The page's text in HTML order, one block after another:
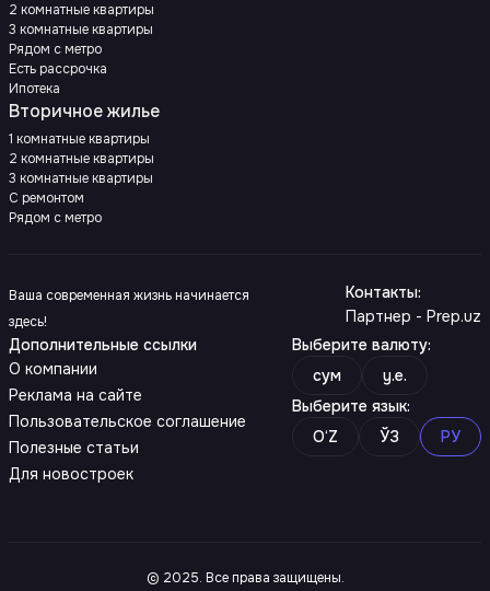
2 комнатные квартиры
3 комнатные квартиры
Рядом с метро
Есть рассрочка
Ипотека
Вторичное жилье
1 комнатные квартиры
2 комнатные квартиры
3 комнатные квартиры
С ремонтом
Рядом с метро
Ваша современная жизнь начинается
здесь!
Контакты:
Партнер - Prep.uz
Дополнительные ссылки
О компании
Реклама на сайте
Пользовательское соглашение
Полезные статьи
Для новостроек
Выберите валюту:
сум
y.e.
Выберите язык:
O‘Z
ЎЗ РУ
© 2025. Все права защищены.